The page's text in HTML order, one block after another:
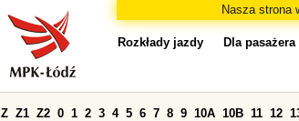
Nasza strona
Rozkłady jazdy Dla pasażera
Z Z1 Z2 0 1 2 3 4 5 6 7 8 9 10A 10B 11 12